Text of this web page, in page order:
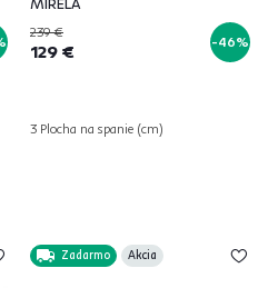
239 €
129 € -46%
3 Plocha na spanie (cm)
Zadarmo Akcia